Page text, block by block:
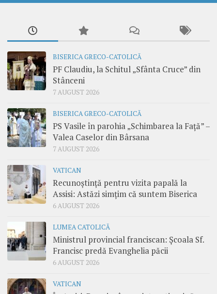
BISERICA GRECO-CATOLICĂ
PF Claudiu, la Schitul „Sfânta Cruce” din
Stânceni
7 AUGUST 2026
BISERICA GRECO-CATOLICĂ
PS Vasile în parohia „Schimbarea la Față” –
Valea Caselor din Bârsana
7 AUGUST 2026
VATICAN
Recunoștință pentru vizita papală la
Assisi: Astăzi simțim că suntem Biserica
6 AUGUST 2026
LUMEA CATOLICĂ
Ministrul provincial franciscan: Școala Sf.
Francisc predă Evanghelia păcii
6 AUGUST 2026
VATICAN